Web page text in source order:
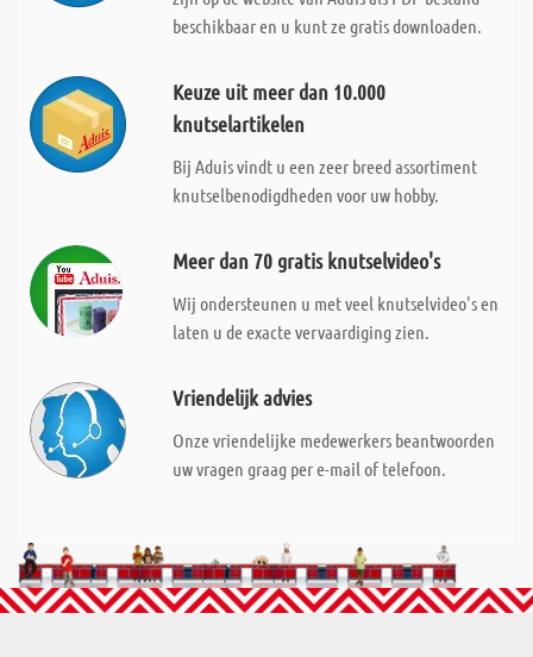
beschikbaar en u kunt ze gratis downloaden.
Keuze uit meer dan 10.000
knutselartikelen
Bij Aduis vindt u een zeer breed assortiment
knutselbenodigdheden voor uw hobby.
Meer dan 70 gratis knutselvideo's
Wij ondersteunen u met veel knutselvideo's en
laten u de exacte vervaardiging zien.
Vriendelijk advies
Onze vriendelijke medewerkers beantwoorden
uw vragen graag per e-mail of telefoon.